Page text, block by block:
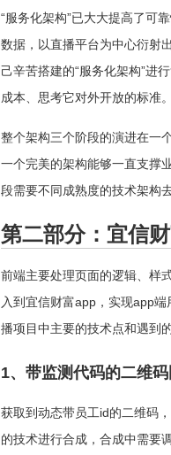
“服务化架构”已大大提高了可
数据，以直播平台为中心衍射
己辛苦搭建的“服务化架构”进
成本、思考它对外开放的标准
整个架构三个阶段的演进在一
一个完美的架构能够一直支撑
段需要不同成熟度的技术架构
第二部分：宜信
前端主要处理页面的逻辑、样
入到宜信财富app，实现app
播项目中主要的技术点和遇到的
1、带监测代码的二维
获取到动态带员工id的二维码
的技术进行合成，合成中需要